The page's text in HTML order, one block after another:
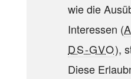
wie die
Interessen (
DS-GVO),
Diese